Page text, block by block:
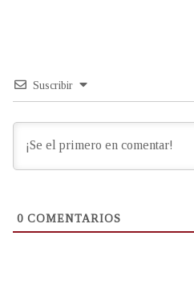
Suscribir
0 COMENTARIOS